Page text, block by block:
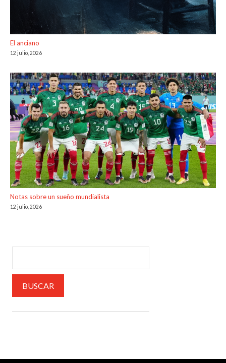
El anciano
12 julio, 2026
Notas sobre un sueño mundialista
12 julio, 2026